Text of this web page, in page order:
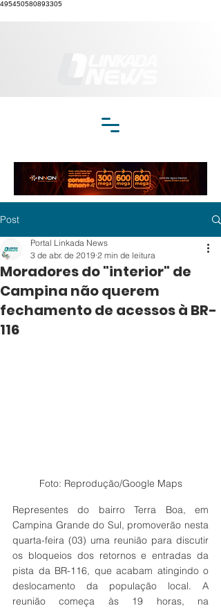
495450580893305
Post
Moradores do "interior" de
Campina não querem
fechamento de acessos à BR-
116
Portal Linkada News
3 de abr. de 2019 2 min de leitura
Foto: Reprodução/Google Maps
Representes do bairro Terra Boa, em
Campina Grande do Sul, promoverão nesta
quarta-feira (03) uma reunião para discutir
os bloqueios dos retornos e entradas da
pista da BR-116, que acabam atingindo o
deslocamento da população local. A
reunião começa às 19 horas, na